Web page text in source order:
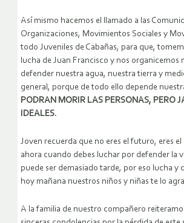
Así mismo hacemos el llamado a las
Organizaciones, Movimientos Sociales y
todo Juveniles de Cabañas, para que,
lucha de Juan Francisco y nos organicemos
defender nuestra agua, nuestra tierra y
general, porque de todo ello depende
PODRAN MORIR LAS PERSONAS, PERO
IDEALES.
Joven recuerda que no eres el futuro, eres el
ahora cuando debes luchar por defender la
puede ser demasiado tarde, por eso lucha y
hoy mañana nuestros niños y niñas te lo
A la familia de nuestro compañero